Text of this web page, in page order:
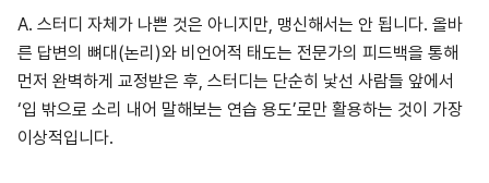
A. 스터디 자체가 나쁜 것은 아니지만, 맹신해서는 안 됩니다. 올바
른 답변의 뼈대(논리)와 비언어적 태도는 전문가의 피드백을 통해
먼저 완벽하게 교정받은 후, 스터디는 단순히 낯선 사람들 앞에서
‘입 밖으로 소리 내어 말해보는 연습 용도’로만 활용하는 것이 가장
이상적입니다.